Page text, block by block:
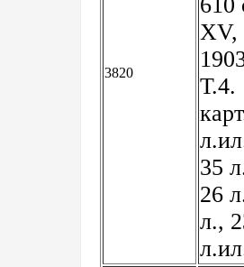
3820
XV,
Т.4.
35
26
л.,